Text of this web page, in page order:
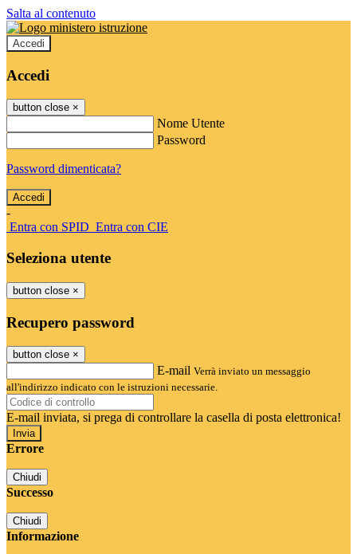
Salta al contenuto
Accedi
Accedi
button close ×
Nome Utente
Password
Password dimenticata?
-
Entra con SPID Entra con CIE
Seleziona utente
button close ×
Recupero password
button close ×
E-mail Verrà inviato un messaggio
all'indirizzo indicato con le istruzioni necessarie.
E-mail inviata, si prega di controllare la casella di posta elettronica!
Errore
Chiudi
Successo
Chiudi
Informazione